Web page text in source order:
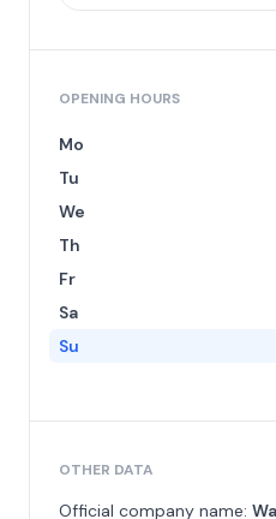
OPENING HOURS
Mo
Tu
We
Th
Fr
Sa
Su
OTHER DATA
Official company name: